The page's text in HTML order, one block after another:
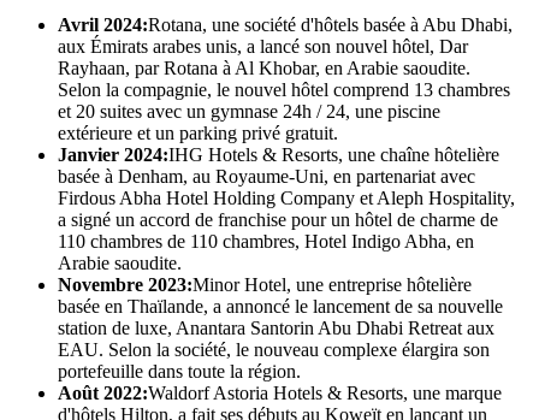
Avril 2024:Rotana, une société d'hôtels basée à Abu Dhabi,
aux Émirats arabes unis, a lancé son nouvel hôtel, Dar
Rayhaan, par Rotana à Al Khobar, en Arabie saoudite.
Selon la compagnie, le nouvel hôtel comprend 13 chambres
et 20 suites avec un gymnase 24h / 24, une piscine
extérieure et un parking privé gratuit.
Janvier 2024:IHG Hotels & Resorts, une chaîne hôtelière
basée à Denham, au Royaume-Uni, en partenariat avec
Firdous Abha Hotel Holding Company et Aleph Hospitality,
a signé un accord de franchise pour un hôtel de charme de
110 chambres de 110 chambres, Hotel Indigo Abha, en
Arabie saoudite.
Novembre 2023:Minor Hotel, une entreprise hôtelière
basée en Thaïlande, a annoncé le lancement de sa nouvelle
station de luxe, Anantara Santorin Abu Dhabi Retreat aux
EAU. Selon la société, le nouveau complexe élargira son
portefeuille dans toute la région.
Août 2022:Waldorf Astoria Hotels & Resorts, une marque
d'hôtels Hilton, a fait ses débuts au Koweït en lançant un